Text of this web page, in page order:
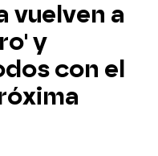
vuelven a
y
con el